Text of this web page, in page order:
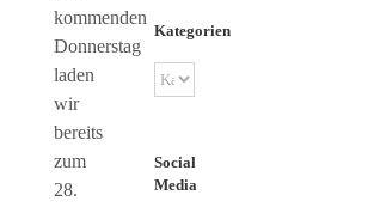
kommenden
Donnerstag
laden
wir
bereits
zum
28.
Kategorien
Kategorien
Social
Media